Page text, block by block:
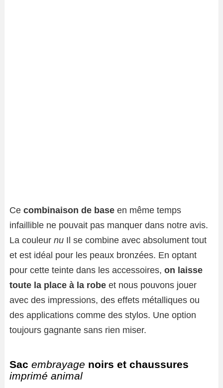
Ce combinaison de base en même temps
infaillible ne pouvait pas manquer dans notre avis.
La couleur nu Il se combine avec absolument tout
et est idéal pour les peaux bronzées. En optant
pour cette teinte dans les accessoires, on laisse
toute la place à la robe et nous pouvons jouer
avec des impressions, des effets métalliques ou
des applications comme des stylos. Une option
toujours gagnante sans rien miser.
Sac embrayage noirs et chaussures
imprimé animal